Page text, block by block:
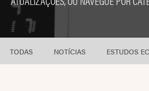
TODAS NOTÍCIAS ESTUDOS